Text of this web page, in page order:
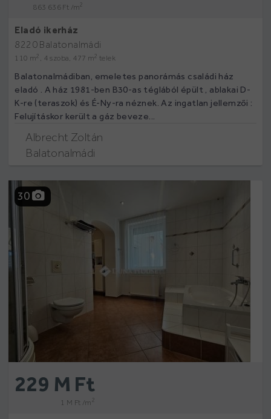
863 636 Ft /m2
Eladó ikerház
8220 Balatonalmádi
110 m2 , 4 szoba, 477 m2 telek
Balatonalmádiban, emeletes panorámás családi ház
eladó . A ház 1981-ben B30-as téglából épült , ablakai D-
K-re (teraszok) és É-Ny-ra néznek. Az ingatlan jellemzői :
Felujításkor került a gáz beveze...
Albrecht Zoltán
Balatonalmádi
30
229 M Ft
1 M Ft /m 2